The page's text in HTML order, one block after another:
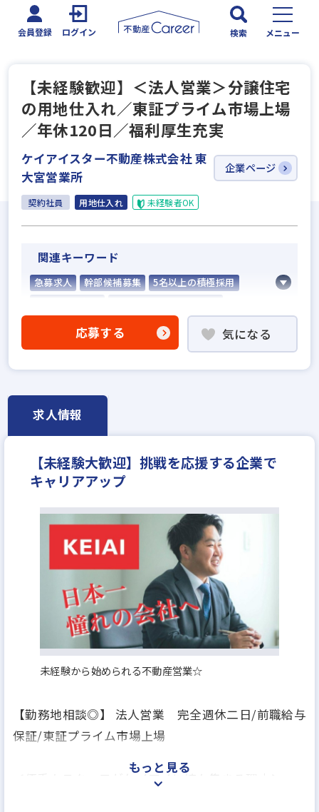
会員登録 ログイン 検索 メニュー
【未経験歓迎】＜法人営業＞分譲住宅
の用地仕入れ／東証プライム市場上場
／年休120日／福利厚生充実
ケイアイスター不動産株式会社 東
大宮営業所
企業ページ
契約社員 用地仕入れ 未経験者OK
関連キーワード
急募求人 幹部候補募集
5名以上の積極採用
業界未経験歓迎
既卒・第2新卒歓迎
職種未経験歓迎
歩合給
女性が活躍中
完全週休2日
休日シフト制
年間休日120日以上
年収300万円
月給25万円
応募する 気になる
求人情報
【未経験大歓迎】挑戦を応援する企業で
キャリアアップ
未経験から始められる不動産営業☆
【勤務地相談◎】 法人営業 完全週休二日/前職給与
保証/東証プライム市場上場
＜優秀なスタッフがケイアイに続々集まる理由＞
もっと見る